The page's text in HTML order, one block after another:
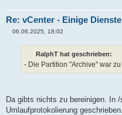
Re: vCenter - Einige
06.06.2025, 18:02
RalphT hat geschrieben:
- Die Partition "Archive" war
Da gibts nichts zu bereinigen. In
Umlaufprotokolierung